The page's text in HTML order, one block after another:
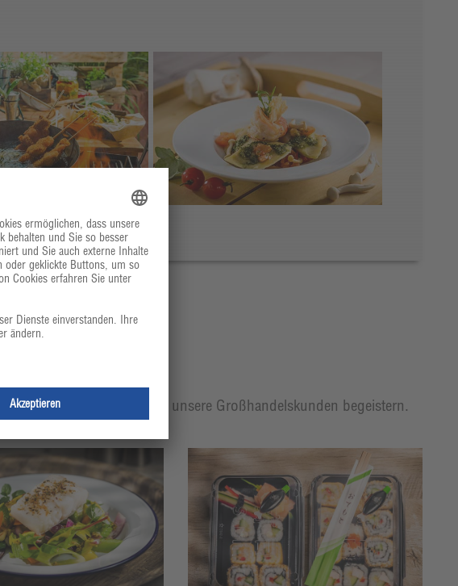
ganze Vielfalt, mit der wir unsere Großhandelskunden begeistern.